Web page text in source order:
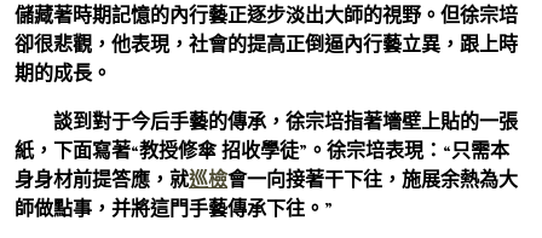
儲藏著時期記憶的內行藝正逐步淡出大師的視野。但徐宗培
卻很悲觀，他表現，社會的提高正倒逼內行藝立異，跟上時
期的成長。
談到對于今后手藝的傳承，徐宗培指著墻壁上貼的一張
紙，下面寫著“教授修傘 招收學徒”。徐宗培表現：“只需本
身身材前提答應，就巡檢會一向接著干下往，施展余熱為大
師做點事，并將這門手藝傳承下往。”